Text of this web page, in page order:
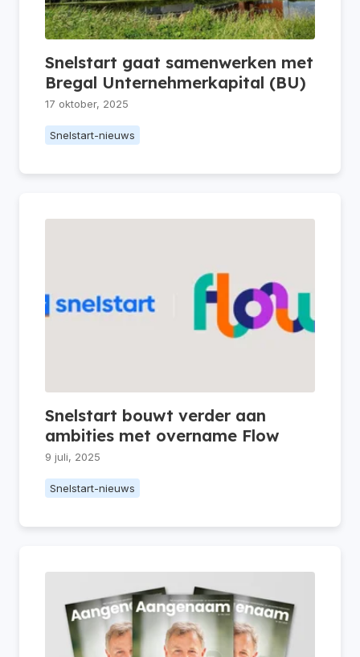
Snelstart gaat samenwerken met
Bregal Unternehmerkapital (BU)
17 oktober, 2025
Snelstart-nieuws
Snelstart bouwt verder aan
ambities met overname Flow
9 juli, 2025
Snelstart-nieuws